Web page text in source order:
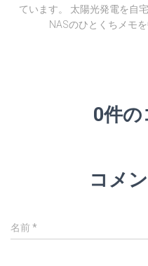
ています。 太陽光発電を自
NASのひとくちメモ
0件の
コメ
名前*